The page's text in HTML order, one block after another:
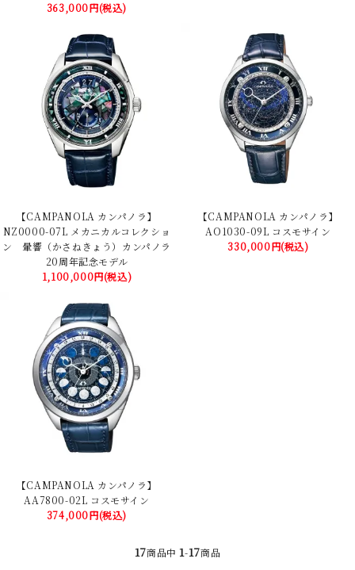
363,000円(税込)
【CAMPANOLA カンパノラ】
NZ0000-07L メカニカルコレクショ
ン 暈響（かさねきょう）カンパノラ
20周年記念モデル
1,100,000円(税込)
【CAMPANOLA カンパノラ】
AO1030-09L コスモサイン
330,000円(税込)
【CAMPANOLA カンパノラ】
AA7800-02L コスモサイン
374,000円(税込)
17商品中 1-17商品